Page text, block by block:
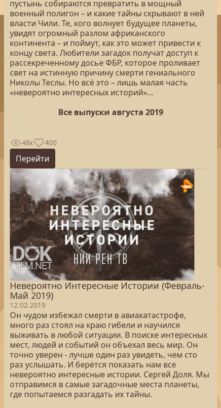
пустынь собираются превратить в мощный
военный полигон – и какие тайны скрывают в ней
власти Чили. Те, кого волнует будущее планеты,
увидят огромный разлом африканского
континента – и поймут, как это может привести к
концу света. Любители загадок получат доступ к
рассекреченному досье ФБР, которое проливает
свет на истинную причину смерти гениального
Николы Теслы. Но всё это – лишь малая часть
«невероятно интересных историй»…
Все выпуски августа 2019
48к 400
Перейти
Невероятно Интересные Истории (Февраль-
Май 2019)
12.02.2019
Он чудом избежал смерти в авиакатастрофе,
много раз стоял на краю гибели и научился
выживать в любой ситуации. В поиске интересных
мест, людей и событий он объехал весь мир. Он
точно уверен - лучше один раз увидеть, чем сто
раз услышать. И берётся показать нам все
невероятно интересные истории. Сергей Доля. Мы
отправимся в самые загадочные места планеты,
где попытаемся разгадать их тайны.